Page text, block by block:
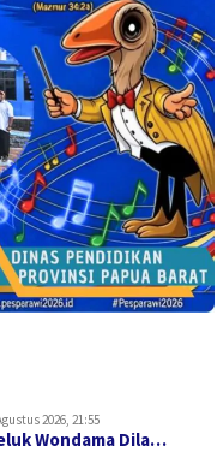
2026, 21:55
Wondama Dila…